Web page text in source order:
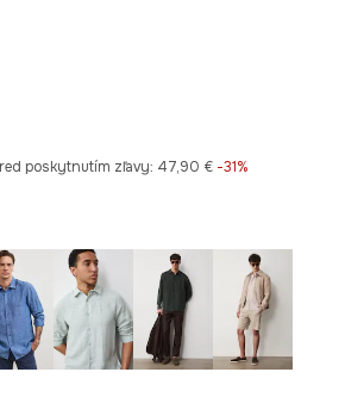
poskytnutím zľavy: 47,90 € -31%